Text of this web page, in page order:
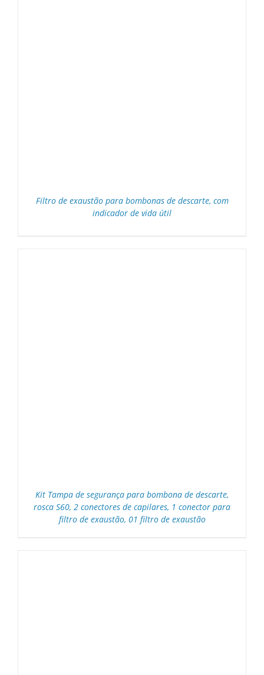
Filtro de exaustão para bombonas de descarte, com
indicador de vida útil
Kit Tampa de segurança para bombona de descarte,
rosca S60, 2 conectores de capilares, 1 conector para
filtro de exaustão, 01 filtro de exaustão